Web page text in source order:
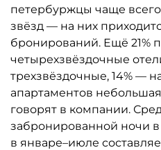
петербуржцы чаще
звёзд — на них
бронирований. Ещё 21%
четырехзвёздочные
трехзвёздочные, 14% —
апартаментов
говорят в компании.
забронированной ночи в
в январе–июле